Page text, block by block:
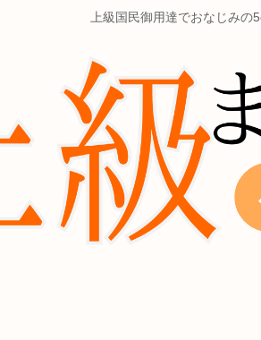
上級国民御用達でおなじみの